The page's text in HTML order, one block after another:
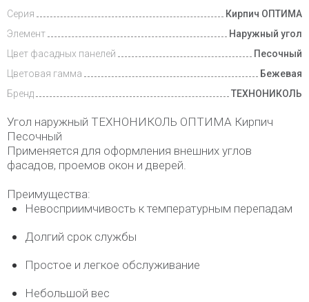
Серия
Кирпич ОПТИМА
Элемент
Наружный угол
Цвет фасадных панелей
Песочный
Цветовая гамма
Бежевая
Бренд
ТЕХНОНИКОЛЬ
Угол наружный ТЕХНОНИКОЛЬ ОПТИМА Кирпич
Песочный
Применяется для оформления внешних углов
фасадов, проемов окон и дверей.
Преимущества:
Невосприимчивость к температурным перепадам
Долгий срок службы
Простое и легкое обслуживание
Небольшой вес